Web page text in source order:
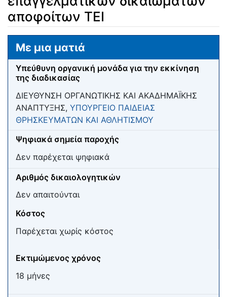
αποφοίτων ΤΕΙ
Μετάβαση σε: πλοήγηση
Με μια ματιά
Υπεύθυνη οργανική μονάδα για την εκκίνηση
της διαδικασίας
ΔΙΕΥΘΥΝΣΗ ΟΡΓΑΝΩΤΙΚΗΣ ΚΑΙ ΑΚΑΔΗΜΑΪΚΗΣ
ΑΝΑΠΤΥΞΗΣ, ΥΠΟΥΡΓΕΙΟ ΠΑΙΔΕΙΑΣ
ΘΡΗΣΚΕΥΜΑΤΩΝ ΚΑΙ ΑΘΛΗΤΙΣΜΟΥ
Ψηφιακά σημεία παροχής
Δεν παρέχεται ψηφιακά
Αριθμός δικαιολογητικών
Δεν απαιτούνται
Κόστος
Παρέχεται χωρίς κόστος
Εκτιμώμενος χρόνος
18 μήνες